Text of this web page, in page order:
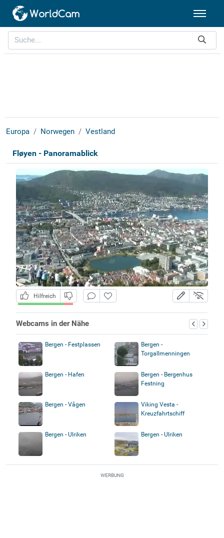
Europa Norwegen Vestland
Fløyen - Panoramablick
Hilfreich
Webcams in der Nähe
Bergen - Festplassen
Bergen -
Torgallmenningen
Bergen - Hafen
Bergen - Bergenhus
Festning
Bergen - Vågen
Viking Vesta -
Kreuzfahrtschiff
Bergen - Ulriken Bergen - Ulriken
WERBUNG